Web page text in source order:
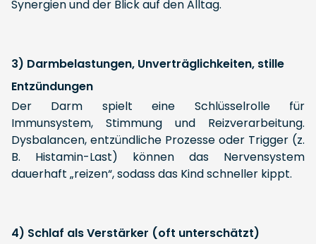
Synergien und der Blick auf den Alltag.
3) Darmbelastungen, Unverträglichkeiten, stille
Entzündungen
Der Darm spielt eine Schlüsselrolle für
Immunsystem, Stimmung und Reizverarbeitung.
Dysbalancen, entzündliche Prozesse oder Trigger (z.
B. Histamin-Last) können das Nervensystem
dauerhaft „reizen“, sodass das Kind schneller kippt.
4) Schlaf als Verstärker (oft unterschätzt)